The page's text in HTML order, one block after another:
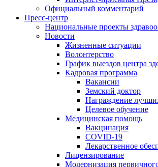
Официальный комментарий
Пресс-центр
Национальные проекты
Новости
Жизненные ситуации
Волонтерство
График выездов центра
Кадровая программа
Вакансии
Земский доктор
Награждение
Целевое обучение
Медицинская помощь
Вакцинация
COVID-19
Лекарственное
Лицензирование
Модернизация